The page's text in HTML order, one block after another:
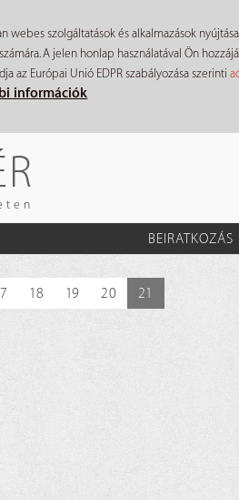
webes szolgáltatások és alkalmazások
A jelen honlap használatával Ön
az Európai Unió EDPR szabályozása szerinti
információk
BEIRATKOZÁS
18 19 20 21